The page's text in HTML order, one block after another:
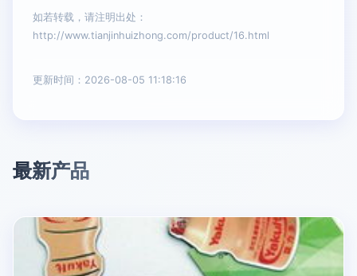
如若转载，请注明出处：
http://www.tianjinhuizhong.com/product/16.html
更新时间：2026-08-05 11:18:16
最新产品